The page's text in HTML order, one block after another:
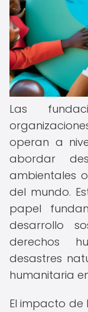
Las
operan a
abordar
ambientales
del mundo.
papel
desarrollo
derechos
desastres
humanitaria
El impacto de